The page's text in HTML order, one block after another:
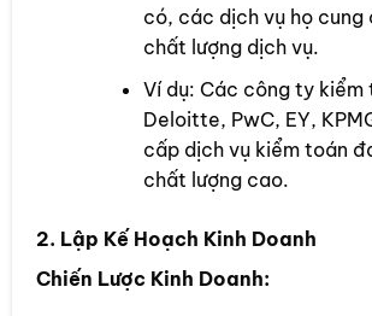
có, các dịch vụ họ cung
chất lượng dịch vụ.
Ví dụ: Các công ty kiểm
Deloitte, PwC, EY,
cấp dịch vụ kiểm toán
chất lượng cao.
2. Lập Kế Hoạch Kinh Doanh
Chiến Lược Kinh Doanh: